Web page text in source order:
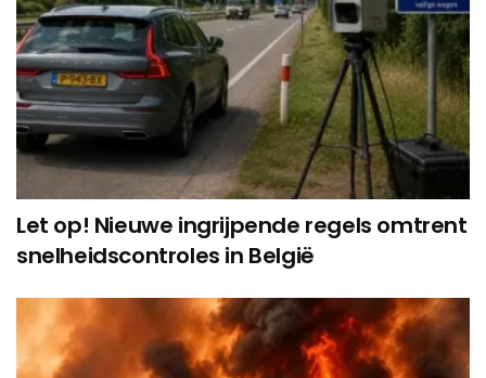
Let op! Nieuwe ingrijpende regels omtrent
snelheidscontroles in België